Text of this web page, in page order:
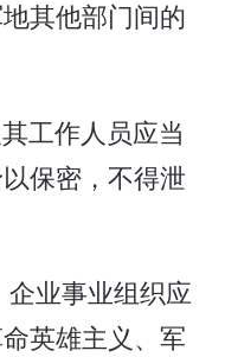
其他部门间的
工作人员应当
保密，不得泄
业事业组织应
英雄主义、军